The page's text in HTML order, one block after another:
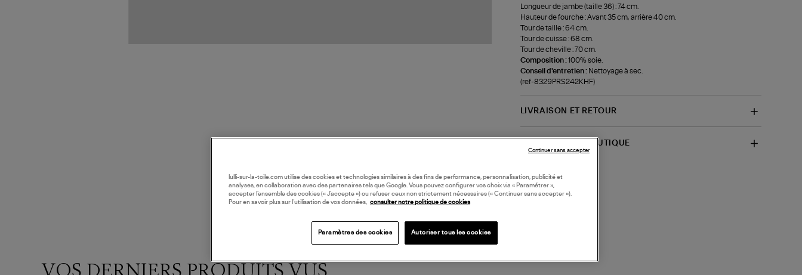
Longueur de jambe (taille 36) : 74 cm.
Hauteur de fourche : Avant 35 cm, arrière 40 cm.
Tour de taille : 64 cm.
Tour de cuisse : 68 cm.
Tour de cheville : 70 cm.
Composition :100% soie.
Conseil d'entretien : Nettoyage à sec.
(ref-8329PRS242KHF)
LIVRAISON ET RETOUR
DISPONIBILITÉ BOUTIQUE
lulli-sur-la-toile.com utilise des cookies et technologies similaires à des fins de performance, personnalisation, publicité et
analyses, en collaboration avec des partenaires tels que Google. Vous pouvez configurer vos choix via « Paramétrer »,
accepter l’ensemble des cookies (« J’accepte ») ou refuser ceux non strictement nécessaires (« Continuer sans accepter »).
Pour en savoir plus sur l’utilisation de vos données, consulter notre politique de cookies
Paramètres des cookies Autoriser tous les cookies
Continuer sans accepter